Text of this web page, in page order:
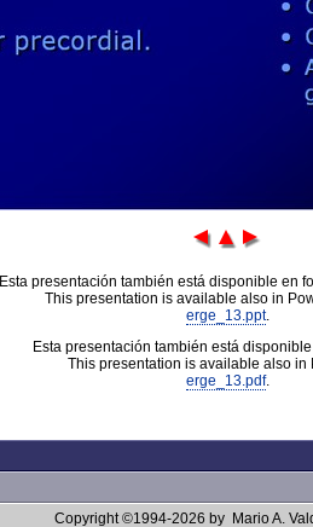
Esta presentación también está disponible en
This presentation is available also in
erge_13.ppt.
Esta presentación también está
This presentation is available also in
erge_13.pdf.
Copyright ©1994-2026 by Mario A.